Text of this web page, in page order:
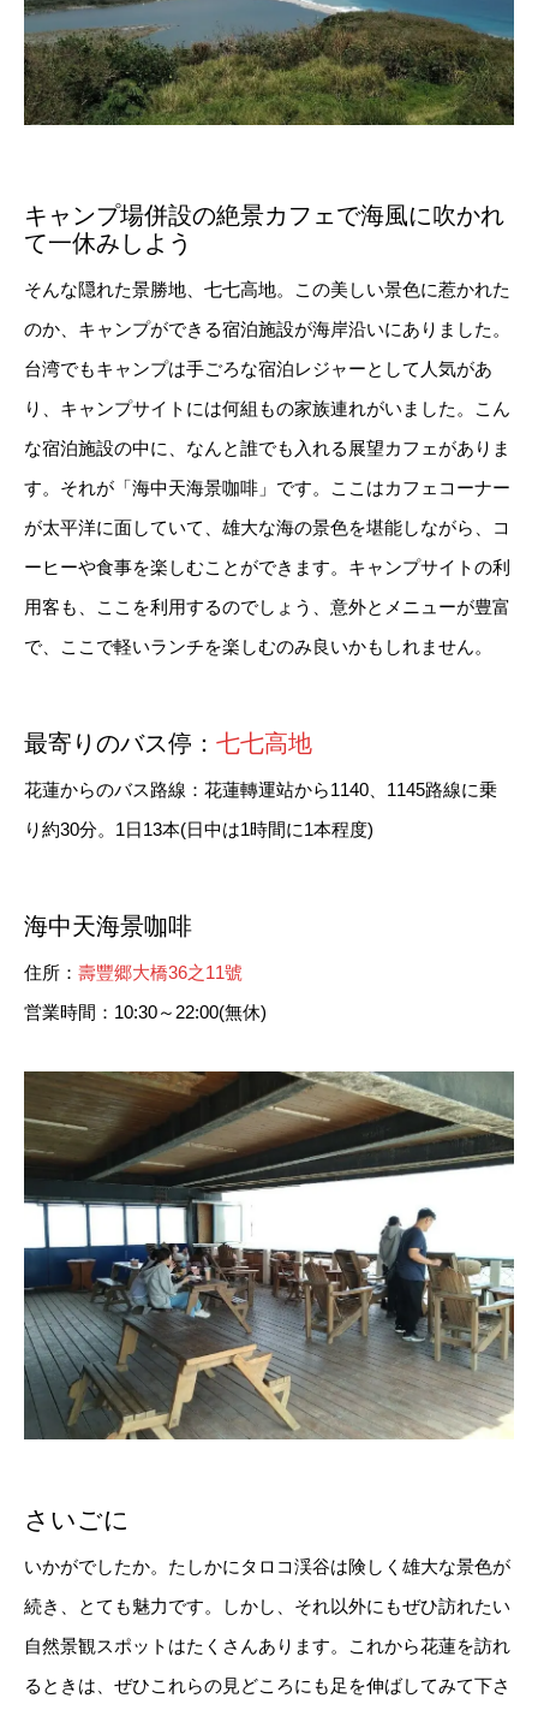
キャンプ場併設の絶景カフェで海風に吹かれ
て一休みしよう
そんな隠れた景勝地、七七高地。この美しい景色に惹かれた
のか、キャンプができる宿泊施設が海岸沿いにありました。
台湾でもキャンプは手ごろな宿泊レジャーとして人気があ
り、キャンプサイトには何組もの家族連れがいました。こん
な宿泊施設の中に、なんと誰でも入れる展望カフェがありま
す。それが「海中天海景咖啡」です。ここはカフェコーナー
が太平洋に面していて、雄大な海の景色を堪能しながら、コ
ーヒーや食事を楽しむことができます。キャンプサイトの利
用客も、ここを利用するのでしょう、意外とメニューが豊富
で、ここで軽いランチを楽しむのみ良いかもしれません。
最寄りのバス停： 七七高地
花蓮からのバス路線：花蓮轉運站から1140、1145路線に乗
り約30分。1日13本(日中は1時間に1本程度)
海中天海景咖啡
住所： 壽豐郷大橋36之11號
営業時間：10:30～22:00(無休)
さいごに
いかがでしたか。たしかにタロコ渓谷は険しく雄大な景色が
続き、とても魅力です。しかし、それ以外にもぜひ訪れたい
自然景観スポットはたくさんあります。これから花蓮を訪れ
るときは、ぜひこれらの見どころにも足を伸ばしてみて下さ